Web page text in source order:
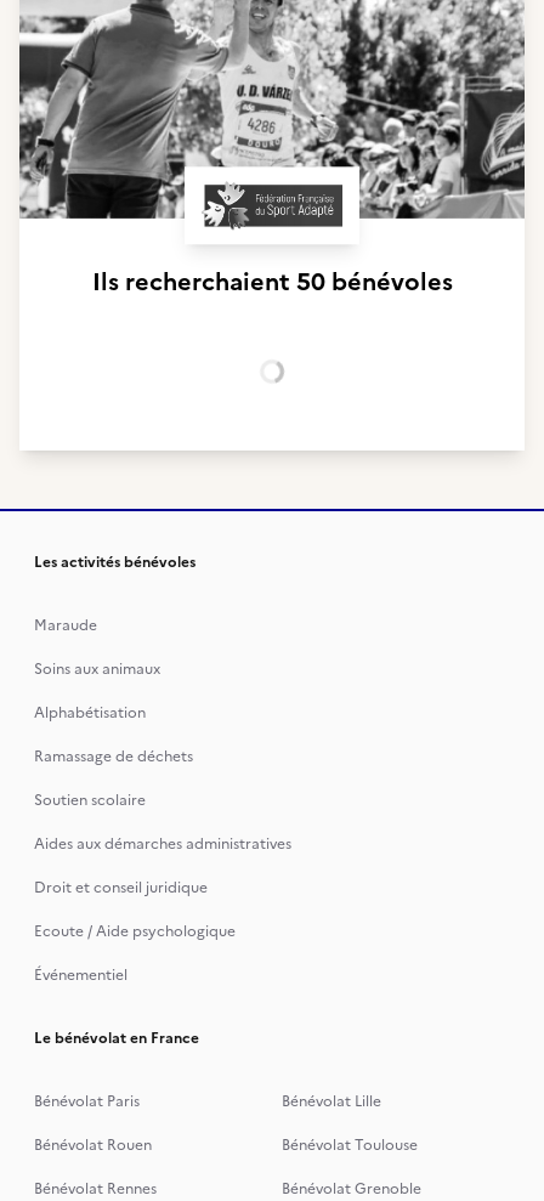
Ils recherchaient 50 bénévoles
Chargement...
Les activités bénévoles
Maraude
Soins aux animaux
Alphabétisation
Ramassage de déchets
Soutien scolaire
Aides aux démarches administratives
Droit et conseil juridique
Ecoute / Aide psychologique
Événementiel
Le bénévolat en France
Bénévolat Paris
Bénévolat Lille
Bénévolat Rouen
Bénévolat Toulouse
Bénévolat Rennes
Bénévolat Grenoble